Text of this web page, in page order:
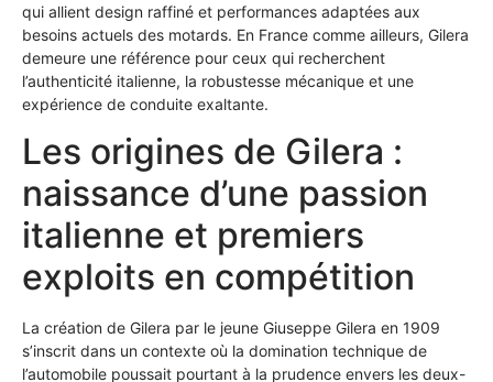
qui allient design raffiné et performances adaptées aux
besoins actuels des motards. En France comme ailleurs, Gilera
demeure une référence pour ceux qui recherchent
l’authenticité italienne, la robustesse mécanique et une
expérience de conduite exaltante.
Les origines de Gilera :
naissance d’une passion
italienne et premiers
exploits en compétition
La création de Gilera par le jeune Giuseppe Gilera en 1909
s’inscrit dans un contexte où la domination technique de
l’automobile poussait pourtant à la prudence envers les deux-